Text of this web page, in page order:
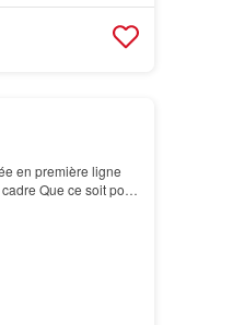
en première ligne
Que ce soit pour